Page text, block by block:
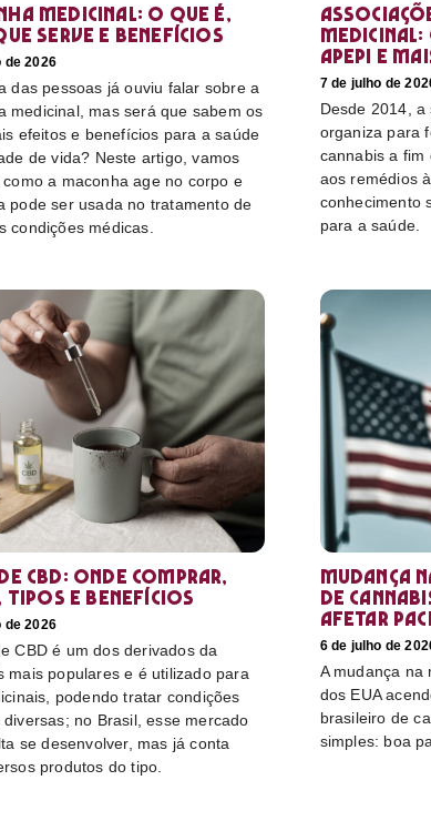
medicinal: O que é,
serve e benefícios
de 2026
das pessoas já ouviu falar sobre a
medicinal, mas será que sabem os
efeitos e benefícios para a saúde
de vida? Neste artigo, vamos
a maconha age no corpo e
pode ser usada no tratamento de
condições médicas.
medicinal:
Apepi e
7 de julho de
Desde 2014,
organiza para
cannabis a fim
aos remédios
conhecimento
para a saúde.
CBD: Onde comprar,
tipos e benefícios
de 2026
CBD é um dos derivados da
mais populares e é utilizado para
podendo tratar condições
diversas; no Brasil, esse mercado
se desenvolver, mas já conta
produtos do tipo.
Mudança
de
afetar
6 de julho de
A mudança na
dos EUA
brasileiro de
simples: boa